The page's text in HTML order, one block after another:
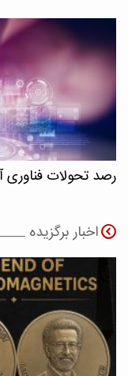
رصد تحولات فناوری
اخبار برگزیده